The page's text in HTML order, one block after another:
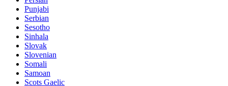
Punjabi
Serbian
Sesotho
Sinhala
Slovak
Slovenian
Somali
Samoan
Scots Gaelic